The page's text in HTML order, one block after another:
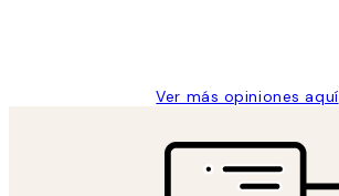
Ver más opiniones aquí